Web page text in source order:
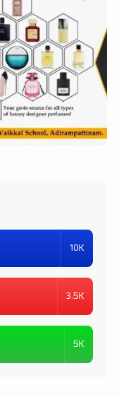
10K
3.5K
5K